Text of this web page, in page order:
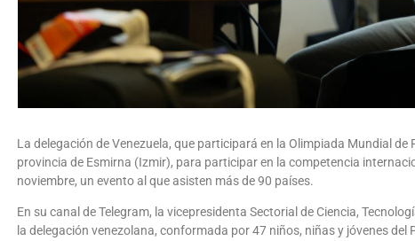
La delegación de Venezuela, que participará en la Olimpiada Mundial
provincia de Esmirna (Izmir), para participar en la competencia
noviembre, un evento al que asisten más de 90 países.
En su canal de Telegram, la vicepresidenta Sectorial de Ciencia,
la delegación venezolana, conformada por 47 niños, niñas y jóvenes